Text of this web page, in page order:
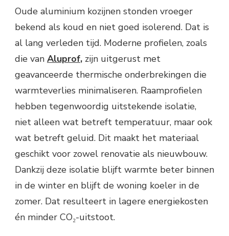
Oude aluminium kozijnen stonden vroeger
bekend als koud en niet goed isolerend. Dat is
al lang verleden tijd. Moderne profielen, zoals
die van Aluprof, zijn uitgerust met
geavanceerde thermische onderbrekingen die
warmteverlies minimaliseren. Raamprofielen
hebben tegenwoordig uitstekende isolatie,
niet alleen wat betreft temperatuur, maar ook
wat betreft geluid. Dit maakt het materiaal
geschikt voor zowel renovatie als nieuwbouw.
Dankzij deze isolatie blijft warmte beter binnen
in de winter en blijft de woning koeler in de
zomer. Dat resulteert in lagere energiekosten
én minder CO₂-uitstoot.